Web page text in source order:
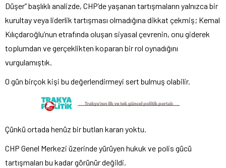
Düşer” başlıklı analizde, CHP’de yaşanan tartışmaların yalnızca bir
kurultay veya liderlik tartışması olmadığına dikkat çekmiş; Kemal
Kılıçdaroğlu’nun etrafında oluşan siyasal çevrenin, onu giderek
toplumdan ve gerçeklikten koparan bir rol oynadığını
vurgulamıştık.
O gün birçok kişi bu değerlendirmeyi sert bulmuş olabilir.
Çünkü ortada henüz bir butlan kararı yoktu.
CHP Genel Merkezi üzerinde yürüyen hukuk ve polis gücü
tartışmaları bu kadar görünür değildi.